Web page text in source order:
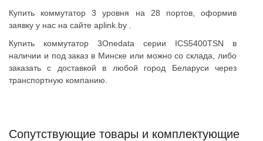
Купить коммутатор 3 уровня на 28 портов, оформив
заявку у нас на сайте aplink.by .
Купить коммутатор 3Onedata серии ICS5400TSN в
наличии и под заказ в Минске или можно со склада, либо
заказать с доставкой в любой город Беларуси через
транспортную компанию.
Сопутствующие товары и комплектующие